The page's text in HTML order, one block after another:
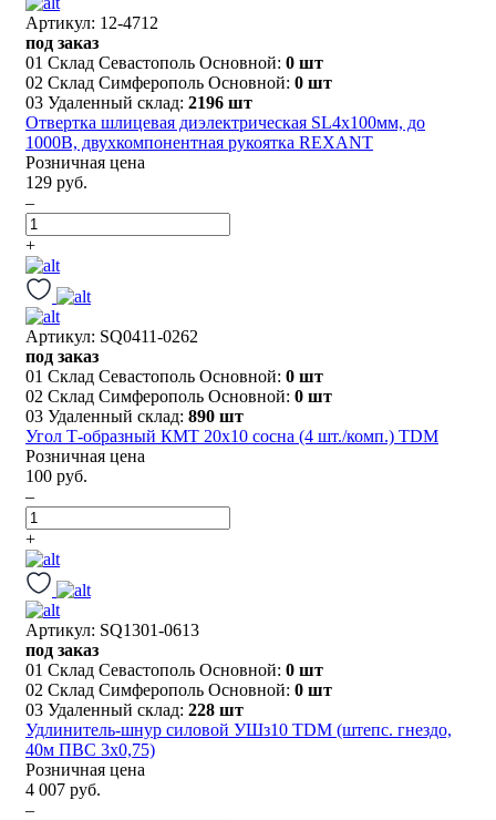
Артикул: 12-4712
под заказ
01 Склад Севастополь Основной: 0 шт
02 Склад Симферополь Основной: 0 шт
03 Удаленный склад: 2196 шт
Отвертка шлицевая диэлектрическая SL4х100мм, до
1000В, двухкомпонентная рукоятка REXANT
Розничная цена
129 руб.
–
+
Артикул: SQ0411-0262
под заказ
01 Склад Севастополь Основной: 0 шт
02 Склад Симферополь Основной: 0 шт
03 Удаленный склад: 890 шт
Угол Т-образный КМТ 20х10 сосна (4 шт./комп.) TDM
Розничная цена
100 руб.
–
+
Артикул: SQ1301-0613
под заказ
01 Склад Севастополь Основной: 0 шт
02 Склад Симферополь Основной: 0 шт
03 Удаленный склад: 228 шт
Удлинитель-шнур силовой УШз10 TDM (штепс. гнездо,
40м ПВС 3х0,75)
Розничная цена
4 007 руб.
–